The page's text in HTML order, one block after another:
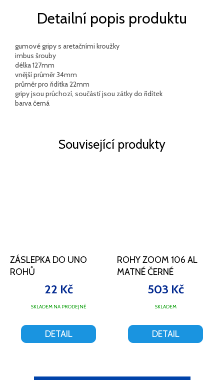
Související produkty
ZÁSLEPKA DO UNO
ROHŮ
SKLADEM NA PRODEJNĚ
22 Kč
DETAIL
ROHY ZOOM 106 AL
MATNÉ ČERNÉ
SKLADEM
503 Kč
DETAIL
Detailní popis produktu
gumové gripy s aretačními kroužky
imbus šrouby
délka 127mm
vnější průměr 34mm
průměr pro řidítka 22mm
gripy jsou průchozí, součástí jsou zátky do řidítek
barva černá